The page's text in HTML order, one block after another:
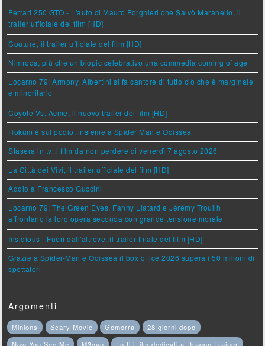
Ferrari 250 GTO - L'auto di Mauro Forghieri che Salvò Maranello, il
trailer ufficiale del film [HD]
Couture, il trailer ufficiale del film [HD]
Nimrods, più che un biopic celebrativo una commedia coming of age
Locarno 79: Armony, Albertini si fa cantore di tutto ciò che è marginale
e minoritario
Coyote Vs. Acme, il nuovo trailer del film [HD]
Hokum è sul podio, insieme a Spider Man e Odissea
Stasera in tv: i film da non perdere di venerdì 7 agosto 2026
La Città dei Vivi, il trailer ufficiale del film [HD]
Addio a Francesco Guccini
Locarno 79: The Green Eyes, Fanny Liatard e Jérémy Trouilh
affrontano la loro opera seconda con grande tensione morale
Insidious - Fuori dall'altrove, il trailer finale del film [HD]
Grazie a Spider-Man e Odissea il box office 2026 supera i 50 milioni di
spettatori
Argomenti
Minions Scary Movie Gomorra
28 giorni dopo